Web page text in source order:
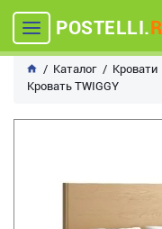
POSTELLI.
Каталог Кровати
Кровать TWIGGY